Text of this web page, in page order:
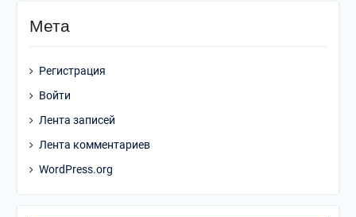
Мета
Регистрация
Войти
Лента записей
Лента комментариев
WordPress.org